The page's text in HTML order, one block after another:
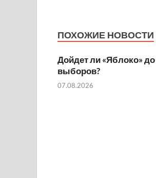
ПОХОЖИЕ НОВОСТИ
Дойдет ли «Яблоко» до
выборов?
07.08.2026